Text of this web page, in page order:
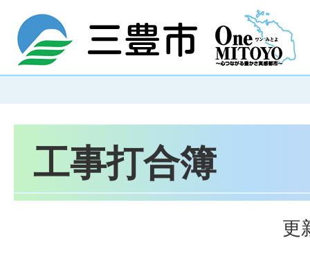
工事打合簿
更